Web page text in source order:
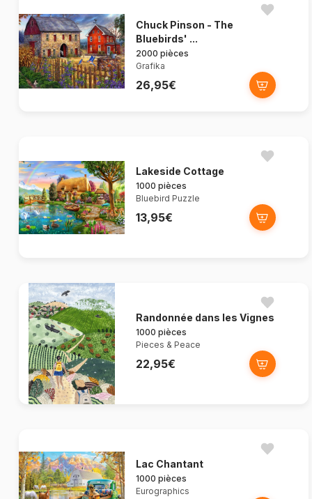
Chuck Pinson - The
Bluebirds' ...
2000 pièces
Grafika
26,95€
Lakeside Cottage
1000 pièces
Bluebird Puzzle
13,95€
Randonnée dans les Vignes
1000 pièces
Pieces & Peace
22,95€
Lac Chantant
1000 pièces
Eurographics